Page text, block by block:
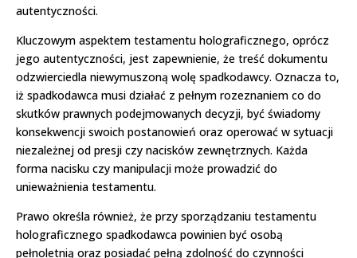
autentyczności.
Kluczowym aspektem testamentu holograficznego, oprócz
jego autentyczności, jest zapewnienie, że treść dokumentu
odzwierciedla niewymuszoną wolę spadkodawcy. Oznacza to,
iż spadkodawca musi działać z pełnym rozeznaniem co do
skutków prawnych podejmowanych decyzji, być świadomy
konsekwencji swoich postanowień oraz operować w sytuacji
niezależnej od presji czy nacisków zewnętrznych. Każda
forma nacisku czy manipulacji może prowadzić do
unieważnienia testamentu.
Prawo określa również, że przy sporządzaniu testamentu
holograficznego spadkodawca powinien być osobą
pełnoletnią oraz posiadać pełną zdolność do czynności